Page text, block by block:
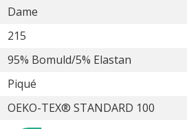
Dame
215
95% Bomuld/5% Elastan
Piqué
OEKO-TEX® STANDARD 100